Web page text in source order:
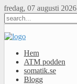
fredag, 07 augusti 2026
Hem
ATM podden
somatik.se
Blogg